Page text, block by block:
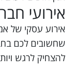
אירועי
אירוע עסקי של
שחשובים לכם
להצחיק לרגש